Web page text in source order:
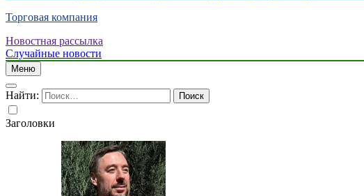
Торговая компания
Новостная рассылка
Случайные новости
Меню
Найти:
Заголовки